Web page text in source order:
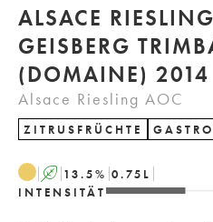
ALSACE
GEISBERG
(DOMAINE) 2014
Alsace Riesling AOC
ZITRUSFRÜCHTE
A 13.5% 0.75 L
INTENSITÄT